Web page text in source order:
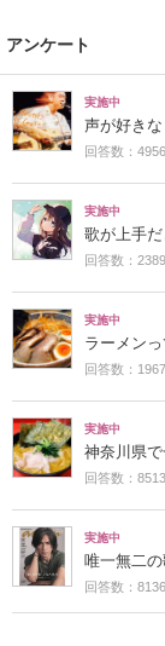
アンケート
実施中
声が好き
回答数：
実施中
歌が上手
回答数：
実施中
ラーメン
回答数：
実施中
神奈川県
回答数：8513
実施中
唯一無二
回答数：8136